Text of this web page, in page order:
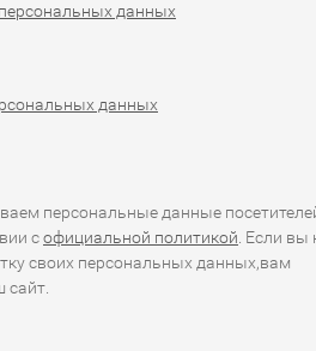
данных
данных
персональные данные
софициальной политикой . Если вы
своих персональных данных,вам
сайт.